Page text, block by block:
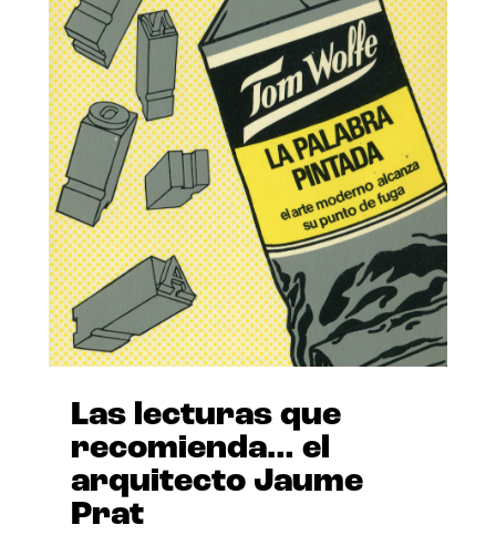
Las lecturas que
recomienda… el
arquitecto Jaume
Prat